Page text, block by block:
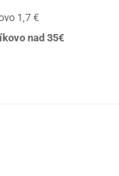
1,7 €
nad 35€